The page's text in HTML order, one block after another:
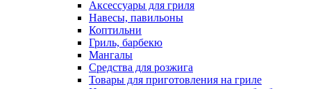
Аксессуары для гриля
Навесы, павильоны
Коптильни
Гриль, барбекю
Мангалы
Средства для розжига
Товары для приготовления на гриле